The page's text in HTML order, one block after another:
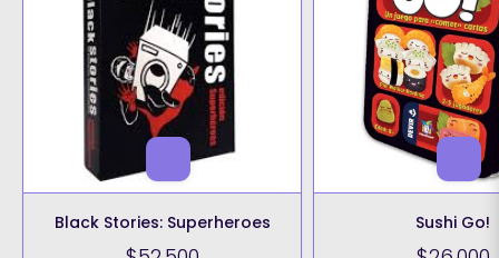
Black Stories: Superheroes Sushi Go!